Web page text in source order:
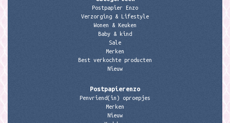
Postpapier Enzo
Verzorging & Lifestyle
Wonen & Keuken
Baby & kind
Sale
Merken
Best verkochte producten
Nieuw
Postpapierenzo
Penvriend(in) oproepjes
Merken
Nieuw